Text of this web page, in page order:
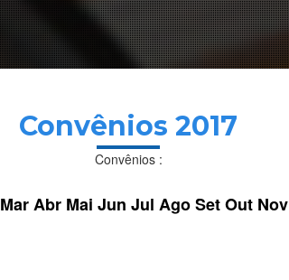
Convênios 2017
Convênios :
MarAbr Mai Jun Jul AgoSetOut Nov